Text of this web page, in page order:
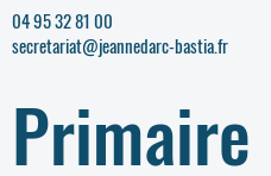
04 95 32 81 00
secretariat@jeannedarc-bastia.fr
Primaire